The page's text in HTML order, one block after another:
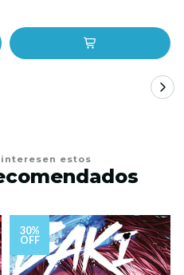
estos
30%
OFF